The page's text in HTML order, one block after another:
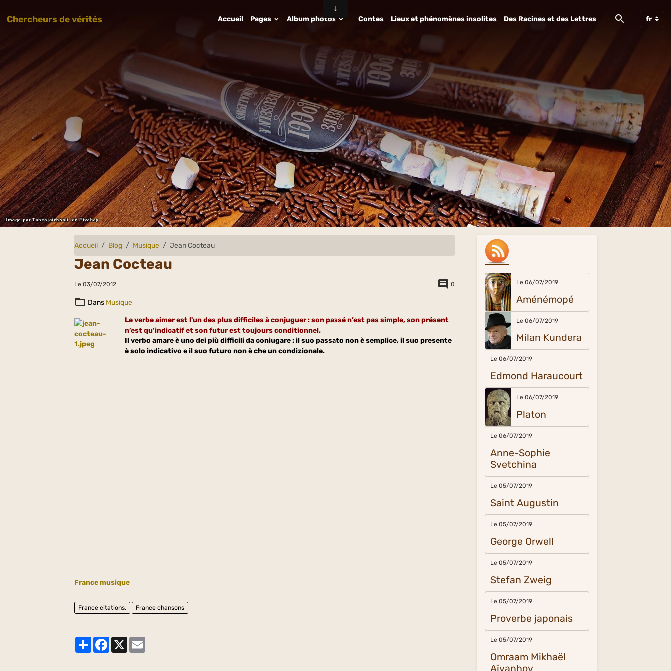
Chercheurs de vérités Accueil Pages Album photos Contes Lieux et phénomènes insolites Des Racines et des Lettres
Accueil Blog Musique Jean Cocteau
Jean Cocteau
Le 03/07/2012 0
Dans Musique
Le verbe aimer est l'un des plus difficiles à conjuguer : son passé n’est pas simple, son présent
n’est qu’indicatif et son futur est toujours conditionnel.
Il verbo amare è uno dei più difficili da coniugare : il suo passato non è semplice, il suo presente
è solo indicativo e il suo futuro non è che un condizionale.
France musique
France citations. France chansons
PartagerFacebook
X
Le 06/07/2019
Aménémopé
Le 06/07/2019
Milan Kundera
Le 06/07/2019
Edmond Haraucourt
Le 06/07/2019
Platon
Le 06/07/2019
Anne-Sophie
Svetchina
Le 05/07/2019
Saint Augustin
Le 05/07/2019
George Orwell
Le 05/07/2019
Stefan Zweig
Le 05/07/2019
Proverbe japonais
Le 05/07/2019
Omraam Mikhaël
Aïvanhov